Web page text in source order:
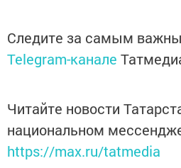
Следите за самым
Telegram-канале
Читайте новости
национальном
https://max.ru/tatmedia